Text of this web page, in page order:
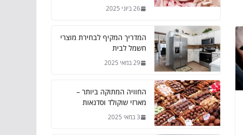
26 ביוני 2025
המדריך המקיף לבחירת מוצרי
חשמל לבית
29 במאי 2025
החוויה המתוקה ביותר –
מארזי שוקולד וסדנאות
3 במאי 2025